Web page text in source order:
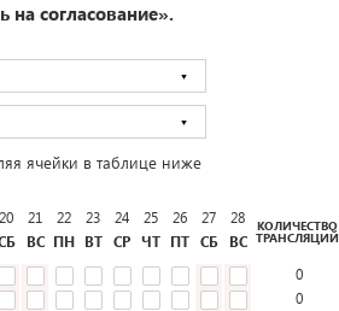
на согласование».
ячейки в таблице ниже
20
21
ВС
22
ПН
23
ВТ
24
СР
25
ЧТ
26
ПТ
27
СБ
28
ВС
КОЛИЧЕСТВО
ТРАНСЛЯЦИЙ
0
0